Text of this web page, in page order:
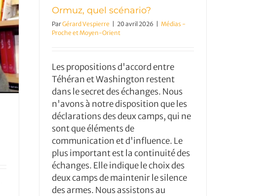
Ormuz, quel scénario?
ParGérard Vespierre | 20 avril 2026 | Médias -
Proche et Moyen-Orient
Les propositions d'accord entre
Téhéran et Washington restent
dans le secret des échanges. Nous
n'avons à notre disposition que les
déclarations des deux camps, qui ne
sont que éléments de
communication et d'influence. Le
plus important est la continuité des
échanges. Elle indique le choix des
deux camps de maintenir le silence
des armes. Nous assistons au